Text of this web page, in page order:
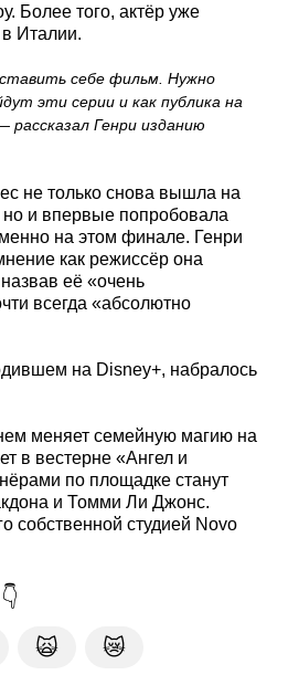
Более того, актёр уже
в Италии.
себе фильм. Нужно
эти серии и как публика на
Генри изданию
не только снова вышла на
но и впервые попробовала
на этом финале. Генри
как режиссёр она
её «очень
всегда «абсолютно
на Disney+, набралось
меняет семейную магию на
в вестерне «Ангел и
по площадке станут
и Томми Ли Джонс.
собственной студией Novo
🙀 😿